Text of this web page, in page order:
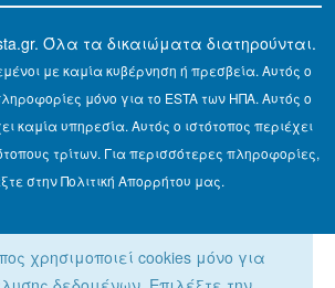
. Όλα τα δικαιώματα διατηρούνται.
με καμία κυβέρνηση ή πρεσβεία. Αυτός ο
μόνο για το ESTA των ΗΠΑ. Αυτός ο
καμία υπηρεσία. Αυτός ο ιστότοπος περιέχει
τρίτων. Για περισσότερες πληροφορίες,
στην Πολιτική Απορρήτου μας.
χρησιμοποιεί cookies μόνο για